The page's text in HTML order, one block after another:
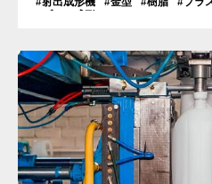
リットがあります。また、最終的な